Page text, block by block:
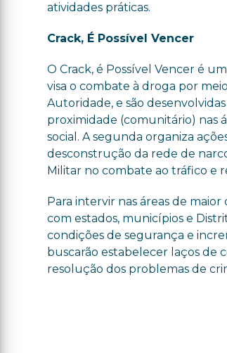
atividades práticas.
Crack, É Possível Vencer
O Crack, é Possível Vencer é
visa o combate à droga por
Autoridade, e são
proximidade (comunitário) nas
social. A segunda organiza
desconstrução da rede de
Militar no combate ao tráfico e
Para intervir nas áreas de
com estados, municípios e
condições de segurança e
buscarão estabelecer laços de
resolução dos problemas de